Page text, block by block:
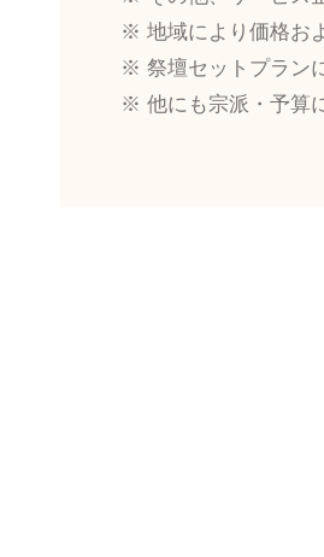
地域により価格お
祭壇セットプラン
他にも宗派・予算